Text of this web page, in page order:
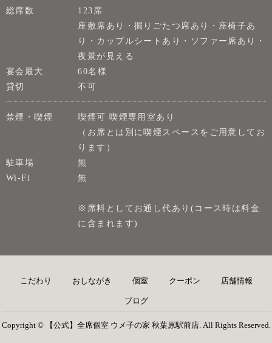
総席数
123席
座敷席あり・掘りごたつ席あり・座椅子あ
り・カップルシートあり・ソファー席あり・
夜景が見える
宴会最大
60名様
貸切
不可
禁煙・喫煙
喫煙可 喫煙専用室あり
（お席とは別に喫煙スペースをご用意してお
ります）
駐車場
無
Wi-Fi
無
※席料としてお通し代あり(コース時は料金
に含まれます)
こだわり おしながき 個室 クーポン 店舗情報
ブログ
Copyright © 【公式】全席個室 ウメ子の家 秋葉原駅前店. All Rights Reserved.